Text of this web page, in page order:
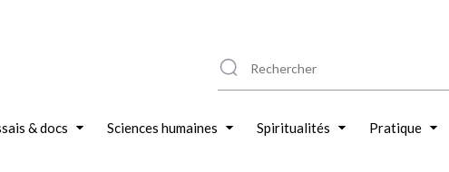
& docs Sciences humaines Spiritualités Pratique